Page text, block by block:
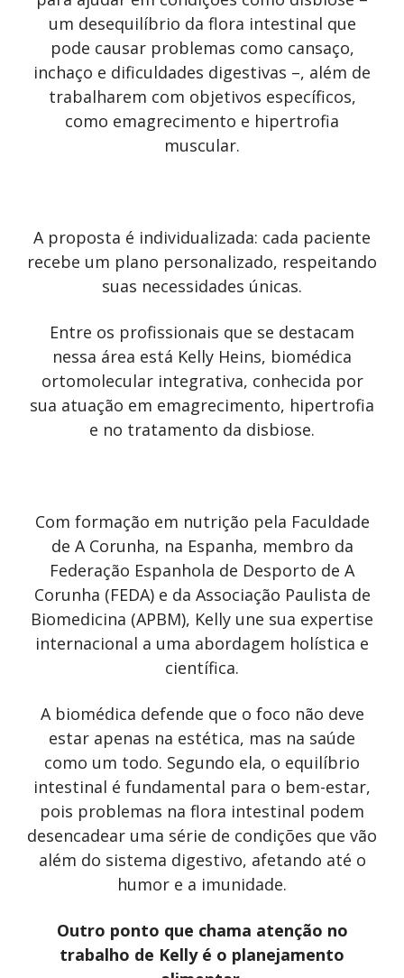
um desequilíbrio da flora intestinal que
pode causar problemas como cansaço,
inchaço e dificuldades digestivas –, além de
trabalharem com objetivos específicos,
como emagrecimento e hipertrofia
muscular.
A proposta é individualizada: cada paciente
recebe um plano personalizado, respeitando
suas necessidades únicas.
Entre os profissionais que se destacam
nessa área está Kelly Heins, biomédica
ortomolecular integrativa, conhecida por
sua atuação em emagrecimento, hipertrofia
e no tratamento da disbiose.
Com formação em nutrição pela Faculdade
de A Corunha, na Espanha, membro da
Federação Espanhola de Desporto de A
Corunha (FEDA) e da Associação Paulista de
Biomedicina (APBM), Kelly une sua expertise
internacional a uma abordagem holística e
científica.
A biomédica defende que o foco não deve
estar apenas na estética, mas na saúde
como um todo. Segundo ela, o equilíbrio
intestinal é fundamental para o bem-estar,
pois problemas na flora intestinal podem
desencadear uma série de condições que vão
além do sistema digestivo, afetando até o
humor e a imunidade.
Outro ponto que chama atenção no
trabalho de Kelly é o planejamento